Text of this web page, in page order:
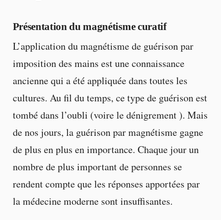
Présentation du magnétisme curatif
L’application du magnétisme de guérison par
imposition des mains est une connaissance
ancienne qui a été appliquée dans toutes les
cultures. Au fil du temps, ce type de guérison est
tombé dans l’oubli (voire le dénigrement ). Mais
de nos jours, la guérison par magnétisme gagne
de plus en plus en importance. Chaque jour un
nombre de plus important de personnes se
rendent compte que les réponses apportées par
la médecine moderne sont insuffisantes.